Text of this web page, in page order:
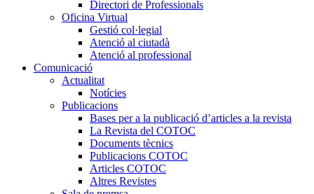
Directori de Professionals
Oficina Virtual
Gestió col·legial
Atenció al ciutadà
Atenció al professional
Comunicació
Actualitat
Notícies
Publicacions
Bases per a la publicació d’articles a la revista
La Revista del COTOC
Documents tècnics
Publicacions COTOC
Articles COTOC
Altres Revistes